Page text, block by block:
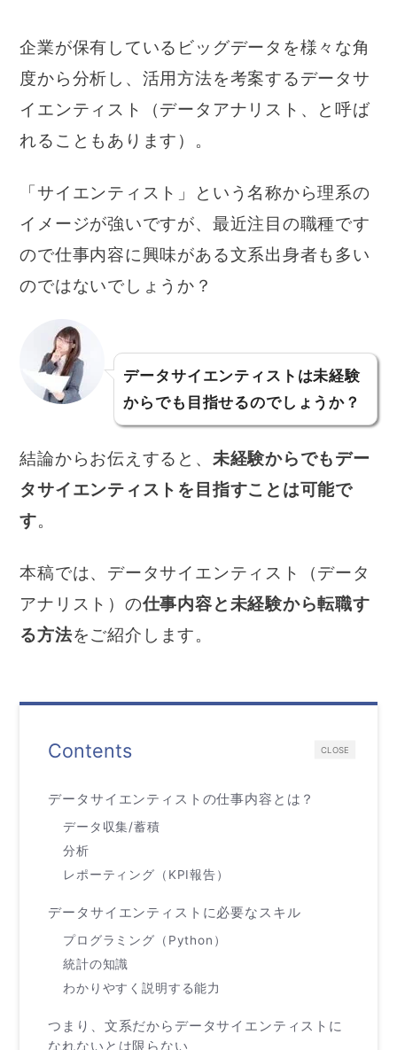
企業が保有しているビッグデータを様々な角
度から分析し、活用方法を考案するデータサ
イエンティスト（データアナリスト、と呼ば
れることもあります）。
「サイエンティスト」という名称から理系の
イメージが強いですが、最近注目の職種です
ので仕事内容に興味がある文系出身者も多い
のではないでしょうか？
データサイエンティストは未経験
からでも目指せるのでしょうか？
結論からお伝えすると、 未経験からでもデー
タサイエンティストを目指すことは可能で
す。
本稿では、データサイエンティスト（データ
アナリスト）の仕事内容と未経験から転職す
る方法をご紹介します。
CLOSE
Contents
データサイエンティストの仕事内容とは？
データ収集/蓄積
分析
レポーティング（KPI報告）
データサイエンティストに必要なスキル
プログラミング（Python）
統計の知識
わかりやすく説明する能力
つまり、文系だからデータサイエンティストに
なれないとは限らない